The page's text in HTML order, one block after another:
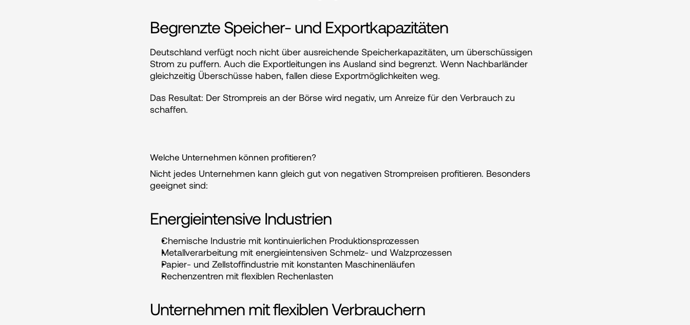
Begrenzte Speicher- und Exportkapazitäten
Deutschland verfügt noch nicht über ausreichende Speicherkapazitäten, um überschüssigen
Strom zu puffern. Auch die Exportleitungen ins Ausland sind begrenzt. Wenn Nachbarländer
gleichzeitig Überschüsse haben, fallen diese Exportmöglichkeiten weg.
Das Resultat: Der Strompreis an der Börse wird negativ, um Anreize für den Verbrauch zu
schaffen.
Welche Unternehmen können profitieren?
Nicht jedes Unternehmen kann gleich gut von negativen Strompreisen profitieren. Besonders
geeignet sind:
Energieintensive Industrien
Chemische Industrie mit kontinuierlichen Produktionsprozessen
Metallverarbeitung mit energieintensiven Schmelz- und Walzprozessen
Papier- und Zellstoffindustrie mit konstanten Maschinenläufen
Rechenzentren mit flexiblen Rechenlasten
Unternehmen mit flexiblen Verbrauchern